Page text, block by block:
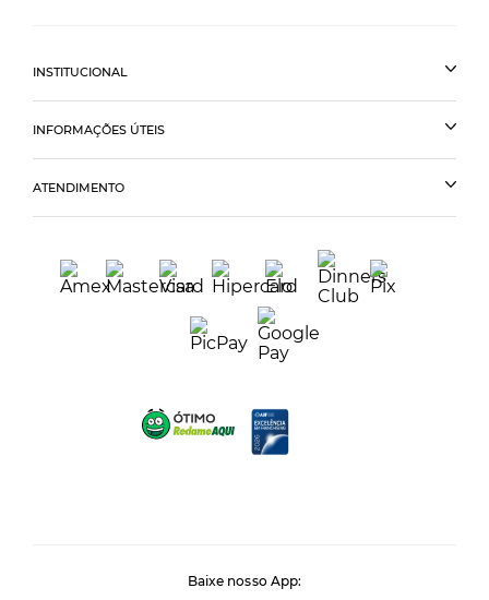
INSTITUCIONAL
INFORMAÇÕES ÚTEIS
ATENDIMENTO
Baixe nosso App: